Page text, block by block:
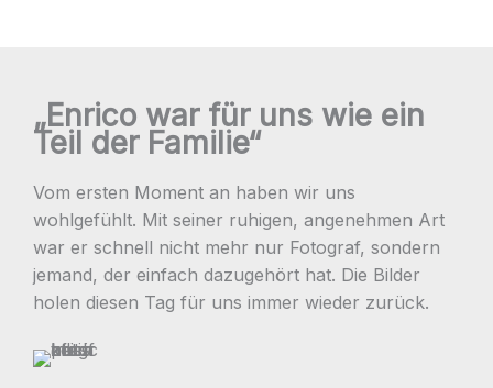
„Enrico war für uns wie ein
Teil der Familie“
Vom ersten Moment an haben wir uns
wohlgefühlt. Mit seiner ruhigen, angenehmen Art
war er schnell nicht mehr nur Fotograf, sondern
jemand, der einfach dazugehört hat. Die Bilder
holen diesen Tag für uns immer wieder zurück.